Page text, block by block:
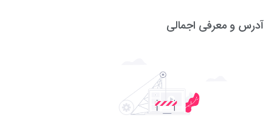
آدرس و معرفی اجمالی